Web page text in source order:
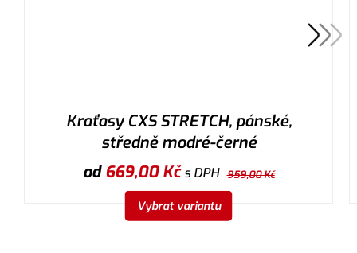
Kraťasy CXS STRETCH, pánské,
středně modré-černé
od669,00Kčs DPH 959,00Kč
Vybrat variantu